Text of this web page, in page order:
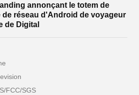
annonçant le totem de
réseau d'Android de voyageur
de Digital
FCC/SGS